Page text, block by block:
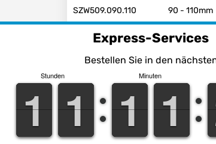
SZW509.090.110 90 - 110mm
SZW509.100.120 100 - 120mm
inkl. 19% USt. , zzgl.Versand
Alle Maßangaben in Millimeter,
Ausführungen sind unverbindlich. Wir
Weitere Maße dienen ausschließlich der
Express-Services
Bestellen Sie in den
Stunden
1
1
1
1 1
1
1
1
Minuten
1
1
1
1 1
1
1
1